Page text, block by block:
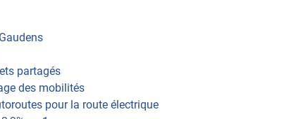
partagés
des mobilités
pour la route électrique